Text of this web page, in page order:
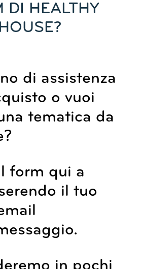
DI HEALTHY
di assistenza
o vuoi
tematica da
form qui a
il tuo